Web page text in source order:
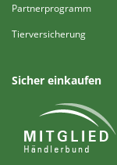
Partnerprogramm
Tierversicherung
Sicher einkaufen